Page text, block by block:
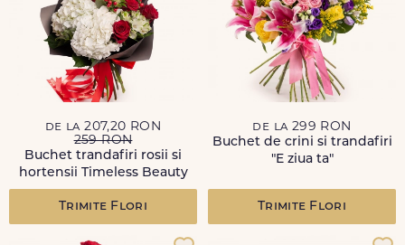
de la 207,20 RON
259 RON
Buchet trandafiri rosii si
hortensii Timeless Beauty
Trimite Flori
de la 299 RON
Buchet de crini si trandafiri
"E ziua ta"
Trimite Flori